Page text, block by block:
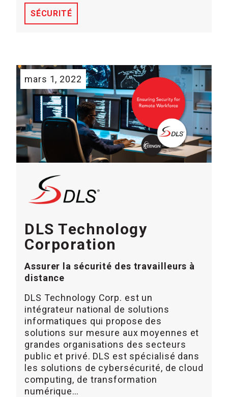
SÉCURITÉ
mars 1, 2022
DLS Technology
Corporation
Assurer la sécurité des travailleurs à
distance
DLS Technology Corp. est un
intégrateur national de solutions
informatiques qui propose des
solutions sur mesure aux moyennes et
grandes organisations des secteurs
public et privé. DLS est spécialisé dans
les solutions de cybersécurité, de cloud
computing, de transformation
numérique…